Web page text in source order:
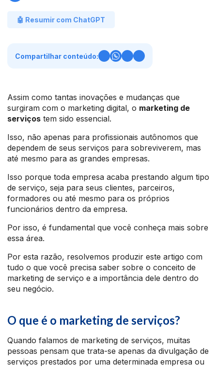
🤖 Resumir com ChatGPT
Compartilhar conteúdo:
Assim como tantas inovações e mudanças que
surgiram com o marketing digital, o marketing de
serviços tem sido essencial.
Isso, não apenas para profissionais autônomos que
dependem de seus serviços para sobreviverem, mas
até mesmo para as grandes empresas.
Isso porque toda empresa acaba prestando algum tipo
de serviço, seja para seus clientes, parceiros,
formadores ou até mesmo para os próprios
funcionários dentro da empresa.
Por isso, é fundamental que você conheça mais sobre
essa área.
Por esta razão, resolvemos produzir este artigo com
tudo o que você precisa saber sobre o conceito de
marketing de serviço e a importância dele dentro do
seu negócio.
O que é o marketing de serviços?
Quando falamos de marketing de serviços, muitas
pessoas pensam que trata-se apenas da divulgação de
serviços prestados por uma determinada empresa ou